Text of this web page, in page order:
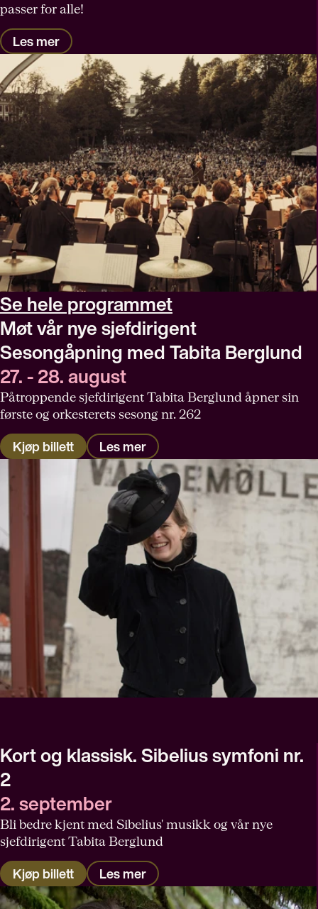
passer for alle!
Les mer
Se hele programmet
Møt vår nye sjefdirigent
Sesongåpning med Tabita Berglund
27. - 28. august
Påtroppende sjefdirigent Tabita Berglund åpner sin
første og orkesterets sesong nr. 262
Kjøp billett Les mer
Kort og klassisk. Sibelius symfoni nr.
2
2. september
Bli bedre kjent med Sibelius' musikk og vår nye
sjefdirigent Tabita Berglund
Kjøp billett Les mer